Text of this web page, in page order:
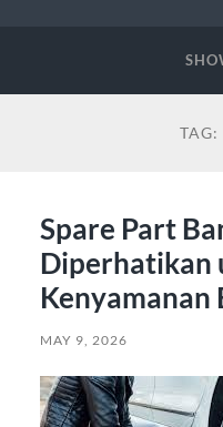
TAG:
Spare Part
Diperhatikan
Kenyamanan
MAY 9, 2026